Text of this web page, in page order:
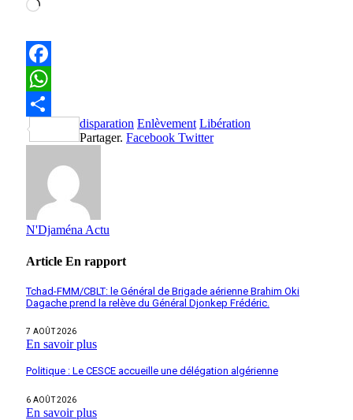
Chargement…
Facebook
WhatsApp
Partager
disparation Enlèvement Libération
Partager. Facebook Twitter
N'Djaména Actu
Article En rapport
Tchad-FMM/CBLT: le Général de Brigade aérienne Brahim Oki
Dagache prend la relève du Général Djonkep Frédéric.
7 AOÛT 2026
En savoir plus
Politique : Le CESCE accueille une délégation algérienne
6 AOÛT 2026
En savoir plus